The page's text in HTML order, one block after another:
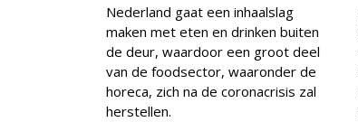
Nederland gaat een inhaalslag
maken met eten en drinken buiten
de deur, waardoor een groot deel
van de foodsector, waaronder de
horeca, zich na de coronacrisis zal
herstellen.